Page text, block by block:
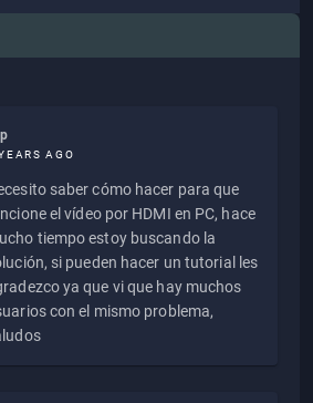
AGO
saber cómo hacer para que
el vídeo por HDMI en PC, hace
tiempo estoy buscando la
si pueden hacer un tutorial les
ya que vi que hay muchos
con el mismo problema,